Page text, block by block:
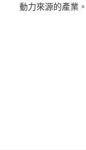
動力來源的產業。